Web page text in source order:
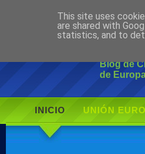
Blog de
de
INICIO UNIÓN
This site uses
are shared with
statistics, and to